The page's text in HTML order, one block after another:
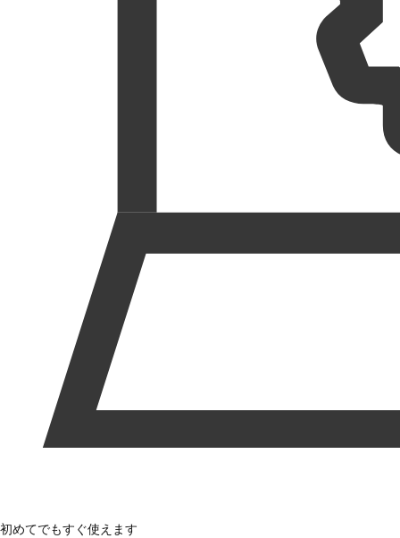
初めてでもすぐ使えます